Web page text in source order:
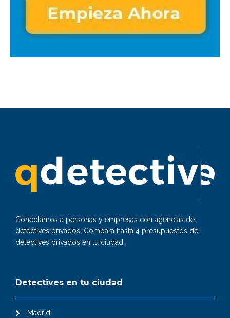
Conectamos a personas y empresas con agencias de
detectives privados. Compara hasta 4 presupuestos de
detectives privados en tu ciudad.
Detectives en tu ciudad
Madrid